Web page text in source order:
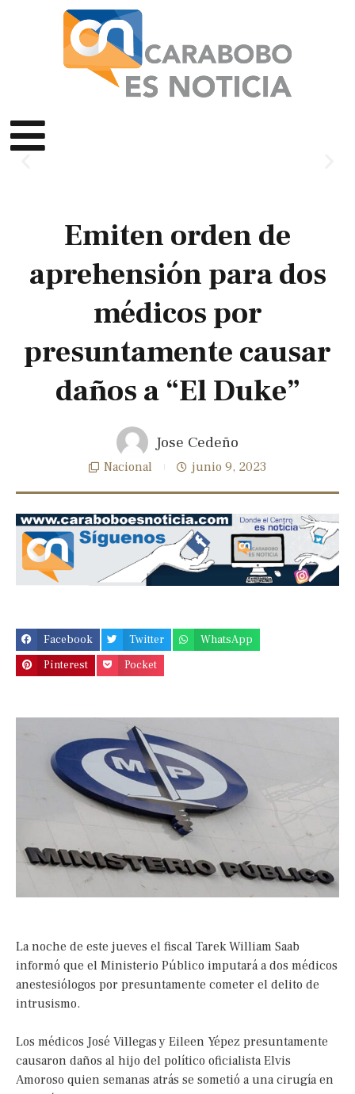
Emiten orden de
aprehensión para dos
médicos por
presuntamente causar
daños a “El Duke”
Jose Cedeño
Nacional junio 9, 2023
Facebook Twitter
WhatsApp
Pinterest
Pocket
La noche de este jueves el fiscal Tarek William Saab
informó que el Ministerio Público imputará a dos médicos
anestesiólogos por presuntamente cometer el delito de
intrusismo.
Los médicos José Villegas y Eileen Yépez presuntamente
causaron daños al hijo del político oficialista Elvis
Amoroso quien semanas atrás se sometió a una cirugía en